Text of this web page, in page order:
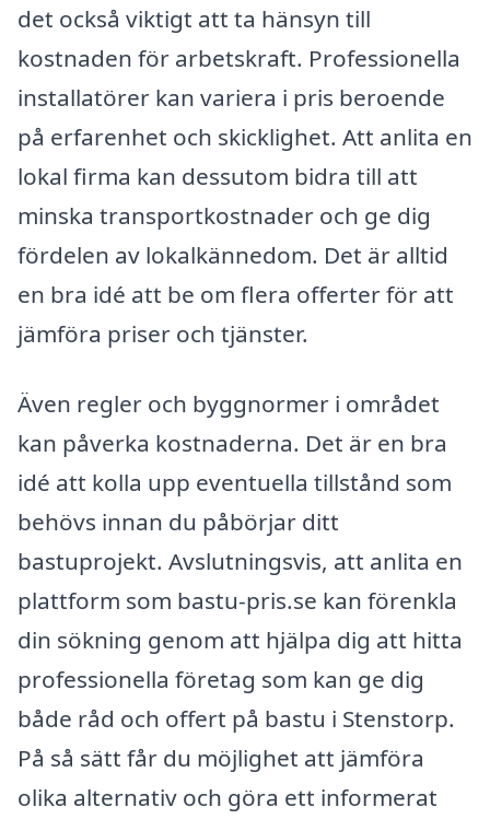
det också viktigt att ta hänsyn till
kostnaden för arbetskraft. Professionella
installatörer kan variera i pris beroende
på erfarenhet och skicklighet. Att anlita en
lokal firma kan dessutom bidra till att
minska transportkostnader och ge dig
fördelen av lokalkännedom. Det är alltid
en bra idé att be om flera offerter för att
jämföra priser och tjänster.
Även regler och byggnormer i området
kan påverka kostnaderna. Det är en bra
idé att kolla upp eventuella tillstånd som
behövs innan du påbörjar ditt
bastuprojekt. Avslutningsvis, att anlita en
plattform som bastu-pris.se kan förenkla
din sökning genom att hjälpa dig att hitta
professionella företag som kan ge dig
både råd och offert på bastu i Stenstorp.
På så sätt får du möjlighet att jämföra
olika alternativ och göra ett informerat